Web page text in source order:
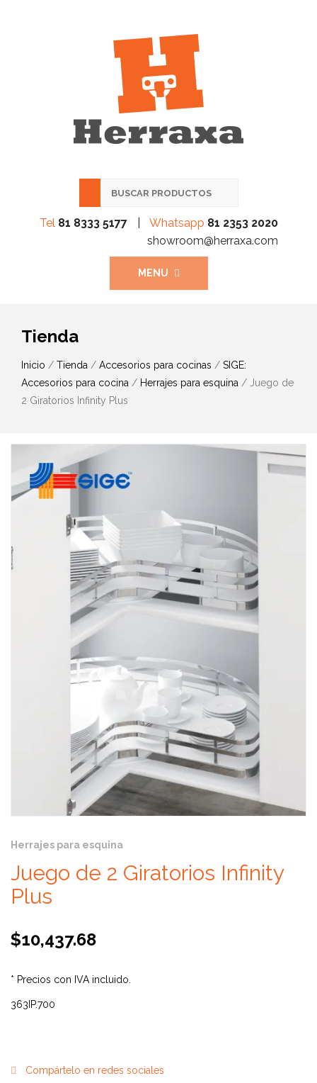
Tel 81 8333 5177 Whatsapp 81 2353 2020
showroom@herraxa.com
MENU
Tienda
Inicio / Tienda / Accesorios para cocinas / SIGE:
Accesorios para cocina / Herrajes para esquina / Juego de
2 Giratorios Infinity Plus
Herrajes para esquina
Juego de 2 Giratorios Infinity
Plus
$10,437.68
* Precios con IVA incluido.
363IP.700
Compártelo en redes sociales